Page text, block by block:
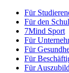
Für
Für den
7Mind Sport
Für
Für
Für
Für